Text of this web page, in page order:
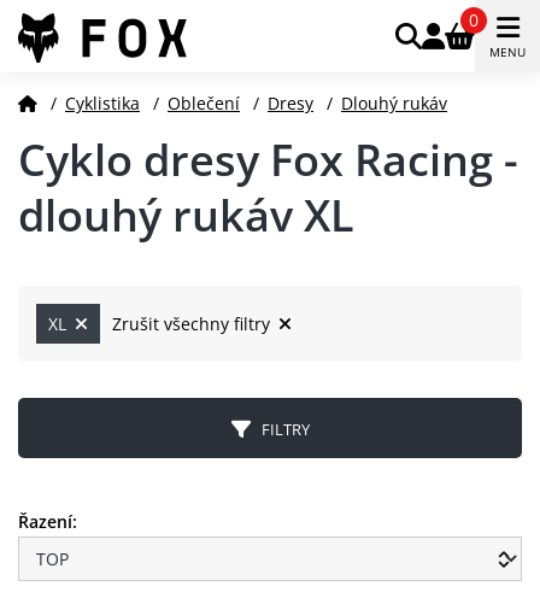
0
MENU
/ Cyklistika / Oblečení / Dresy / Dlouhý rukáv
Cyklo dresy Fox Racing -
dlouhý rukáv XL
XL Zrušit všechny filtry
FILTRY
Řazení: